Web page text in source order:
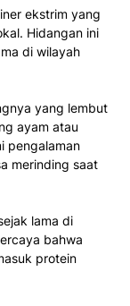
ekstrim yang
Hidangan ini
di wilayah
yang lembut
ayam atau
pengalaman
merinding saat
lama di
bahwa
protein